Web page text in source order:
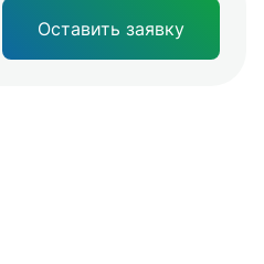
Оставить заявку